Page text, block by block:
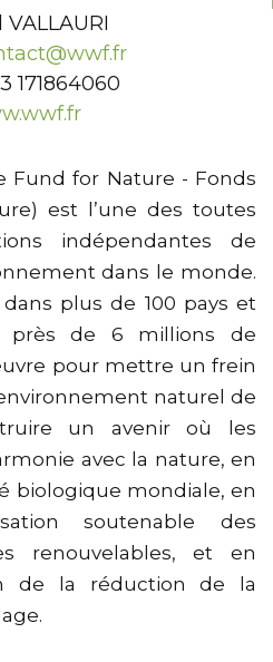
171864060
Fund for Nature - Fonds
est l’une des toutes
indépendantes de
dans le monde.
plus de 100 pays et
de 6 millions de
pour mettre un frein
naturel de
un avenir où les
avec la nature, en
biologique mondiale, en
soutenable des
renouvelables, et en
de la réduction de la